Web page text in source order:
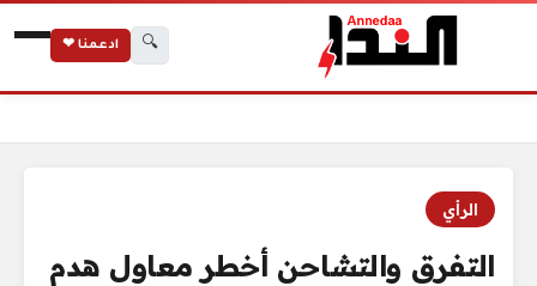
🔍 ادعمنا ❤
الرأي
التفرق والتشاحن أخطر معاول هدم